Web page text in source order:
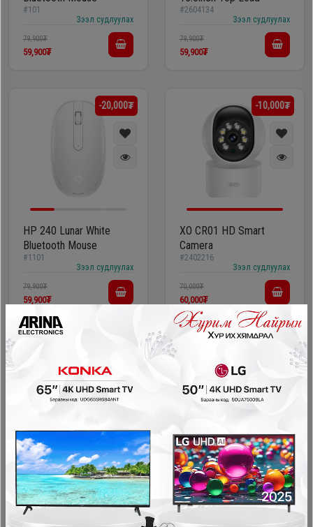
#101
Зээл судлуулах
79,900₮
59,900₮
#2604134
Зээл судлуулах
79,900₮
59,900₮
-20,000₮
HP 240 Lunar White
Bluetooth Mouse
#1101
Зээл судлуулах
79,900₮
59,900₮
-10,000₮
XO CR01 HD Smart
Camera
#2402216
Зээл судлуулах
70,000₮
60,000₮
XO KB-12 wireless
bluetooth keyboard
#2402323
XO CR13 smart camera
#2402319
Зээл судлуулах